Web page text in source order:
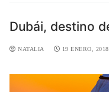
Dubái, destino
NATALIA 19 ENERO, 2018